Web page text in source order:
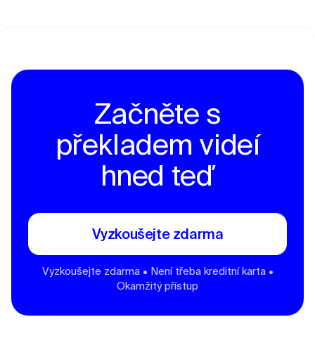
Začněte s
překladem videí
hned teď
Vyzkoušejte zdarma
Vyzkoušejte zdarma • Není třeba kreditní karta •
Okamžitý přístup